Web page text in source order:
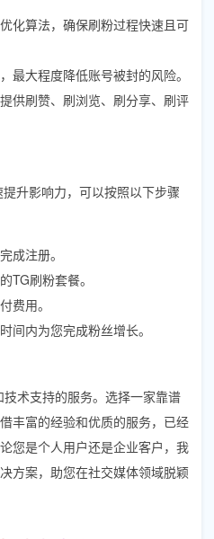
化算法，确保刷粉过程快速且可
最大程度降低账号被封的风险。
供刷赞、刷浏览、刷分享、刷评
升影响力，可以按照以下步骤
成注册。
TG刷粉套餐。
费用。
间内为您完成粉丝增长。
术支持的服务。选择一家靠谱
丰富的经验和优质的服务，已经
您是个人用户还是企业客户，我
方案，助您在社交媒体领域脱颖